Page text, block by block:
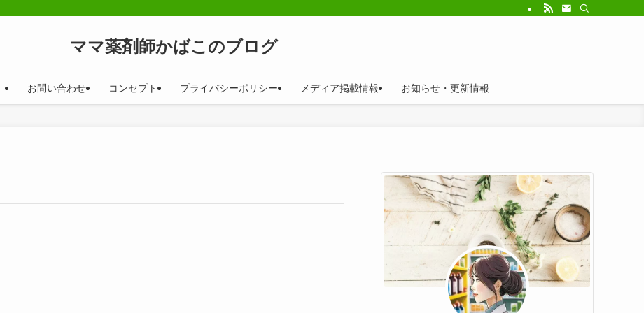
ママ薬剤師かばこのブログ
お問い合わせ コンセプト プライバシーポリシー メディア掲載情報 お知らせ・更新情報